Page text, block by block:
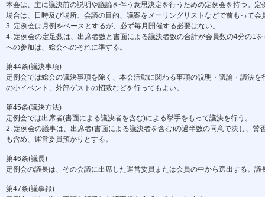
本会は、主に議決前の説明や議論を伴う意思決定を行うための定例会を持つ。
場合は、日時及び場所、会議の目的、議案をメーリングリストなどで前もって会
3. 定例会は月例をベースとするが、必ず毎月開催する必要はない。
4. 定例会の定足数は、出席者数と書面による議決者数の合計が会員数の4分の1
への参加は、総会へのそれに準ずる。
第44条(議決事項)
定例会では総会の議決事項を除く、本会活動に関わる事項の説明・議論・議決
の小イベント、外部ゲストの招致などを行ってもよい。
第45条(議決方法)
定例会では出席者(書面による議決者を含む)による挙手をもって議決を行う。
2. 定例会の議事は、出席者(書面による議決者を含む)の過半数の同意で決し、賛
も含め、運営委員預かりとする。
第46条(議長)
定例会の議長は、その会議に出席した運営委員または会員の中から選出する。
第47条(議事録)